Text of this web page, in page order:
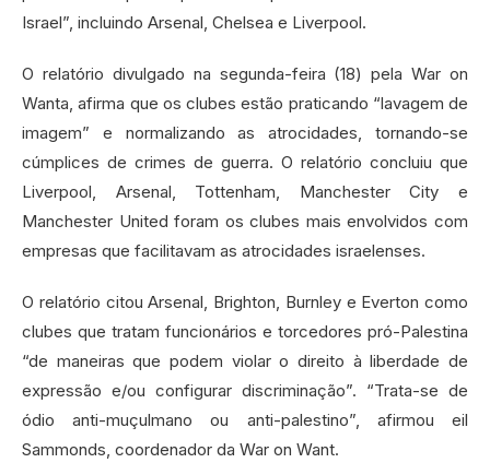
Israel”, incluindo Arsenal, Chelsea e Liverpool.
O relatório divulgado na segunda-feira (18) pela War on
Wanta, afirma que os clubes estão praticando “lavagem de
imagem” e normalizando as atrocidades, tornando-se
cúmplices de crimes de guerra. O relatório concluiu que
Liverpool, Arsenal, Tottenham, Manchester City e
Manchester United foram os clubes mais envolvidos com
empresas que facilitavam as atrocidades israelenses.
O relatório citou Arsenal, Brighton, Burnley e Everton como
clubes que tratam funcionários e torcedores pró-Palestina
“de maneiras que podem violar o direito à liberdade de
expressão e/ou configurar discriminação”. “Trata-se de
ódio anti-muçulmano ou anti-palestino”, afirmou eil
Sammonds, coordenador da War on Want.